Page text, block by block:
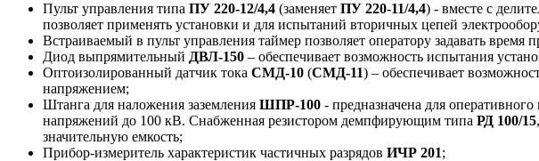
Пульт управления типа ПУ 220-12/4,4 (заменяет ПУ 220-11/4,4) - вместе с
позволяет применять установки и для испытаний вторичных цепей
Встраиваемый в пульт управления таймер позволяет оператору задавать время
Диод выпрямительный ДВЛ-150 – обеспечивает возможность испытания
Оптоизолированный датчик тока СМД-10 (СМД-11) – обеспечивает
напряжением;
Штанга для наложения заземления ШПР-100 - предназначена для
напряжений до 100 кВ. Снабженная резистором демпфирующим типа РД 100/15
значительную емкость;
Прибор-измеритель характеристик частичных разрядов ИЧР 201;